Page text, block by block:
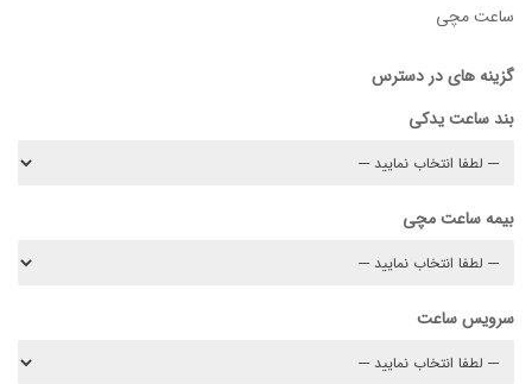
ساعت مچی
گزینه های در دسترس
بند ساعت یدکی
بیمه ساعت مچی
سرویس ساعت